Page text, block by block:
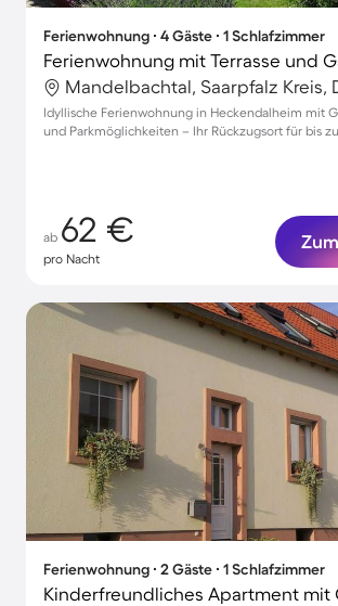
Ferienwohnung ∙ 4 Gäste ∙ 1 Schlafzimmer
Mandelbachtal, Saarpfalz Kreis,
Idyllische Ferienwohnung in Heckendalheim mit
und Parkmöglichkeiten – Ihr Rückzugsort für bis
ab 62 €
pro Nacht
Ferienwohnung ∙ 2 Gäste ∙ 1 Schlafzimmer